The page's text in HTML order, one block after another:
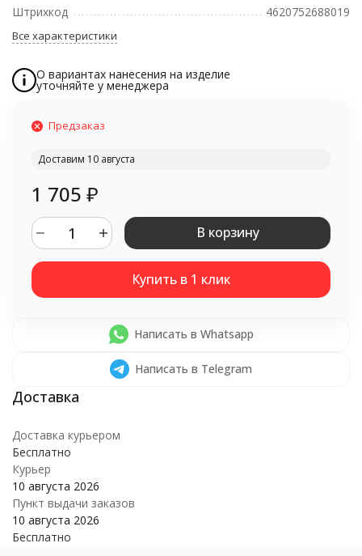
Штрихкод
4620752688019
Все характеристики
О вариантах нанесения на изделие
уточняйте у менеджера
Предзаказ
Доставим 10 августа
1 705 ₽
В корзину
Написать в Whatsapp
Написать в Telegram
Доставка курьером
Бесплатно
Курьер
10 августа 2026
Пункт выдачи заказов
10 августа 2026
Бесплатно